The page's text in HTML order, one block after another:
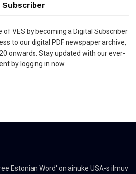
Subscriber
of VES by becoming a Digital Subscriber
to our digital PDF newspaper archive,
onwards. Stay updated with our ever-
by logging in now.
Estonian Word' on ainuke USA-s ilmuv